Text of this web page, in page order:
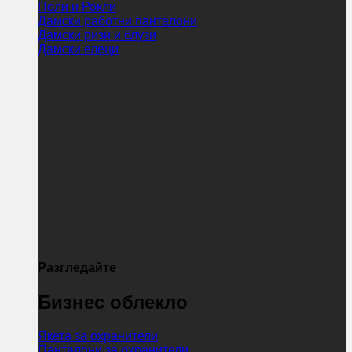
Поли и Рокли
Дамски работни панталони
Дамски ризи и блузи
Дамски елеци
Разгледайте
Бизнес облекло
Якета за охранители